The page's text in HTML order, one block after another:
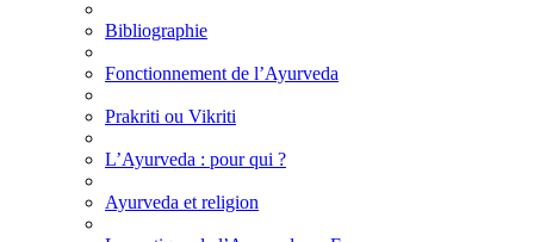
Bibliographie
Fonctionnement de l’Ayurveda
Prakriti ou Vikriti
L’Ayurveda : pour qui ?
Ayurveda et religion